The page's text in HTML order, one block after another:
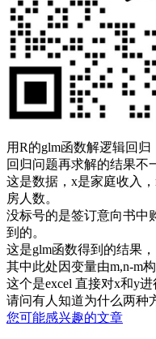
用R的glm函数解逻辑回
回归问题再求解的结果不
这是数据，x是家庭收入
房人数。
没标号的是签订意向书中
到的。
这是glm函数得到的结果，
其中此处因变量由m,n-m
这个是excel 直接对x和y
请问有人知道为什么两种
您可能感兴趣的文章